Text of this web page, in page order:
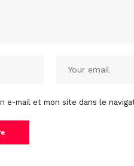
e-mail et mon site dans le